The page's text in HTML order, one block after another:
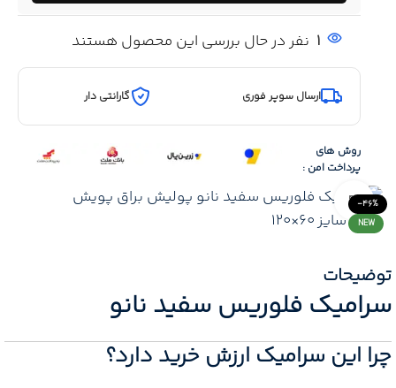
-46%
NEW
Click to enlarge
1 نفر در حال بررسی این محصول هستند
ارسال سوپر فوری گارانتی دار
روش های
پرداخت امن :
توضیحات
سرامیک فلوریس سفید نانو
چرا این سرامیک ارزش خرید دارد؟